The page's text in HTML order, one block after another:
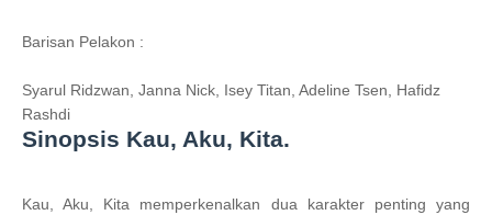
Barisan Pelakon :
Syarul Ridzwan, Janna Nick, Isey Titan, Adeline Tsen, Hafidz
Rashdi
Sinopsis Kau, Aku, Kita.
Kau, Aku, Kita memperkenalkan dua karakter penting yang